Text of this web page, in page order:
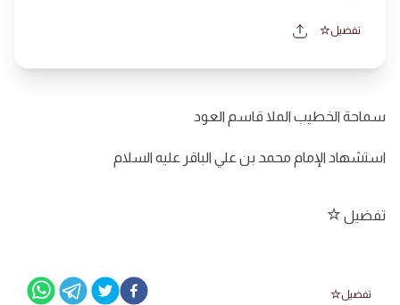
تفضيل
سماحة الخطيب الملا قاسم العود
استشهاد الإمام محمد بن علي الباقر عليه السلام
تفضيل
تفضيل